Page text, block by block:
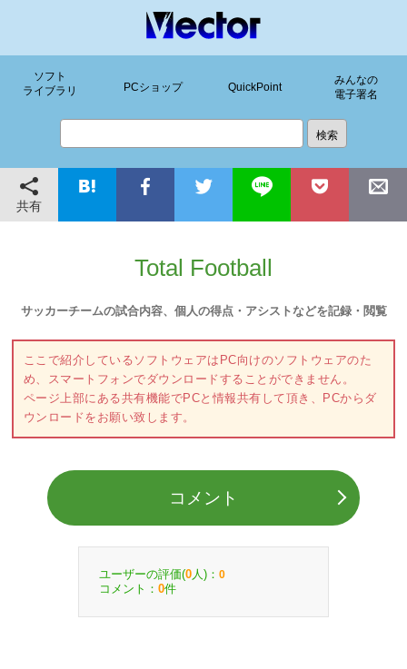
ソフト
ライブラリ
PCショップ QuickPoint
みんなの
電子署名
共有
Total Football
サッカーチームの試合内容、個人の得点・アシストなどを記録・閲覧
ここで紹介しているソフトウェアはPC向けのソフトウェアのた
め、スマートフォンでダウンロードすることができません。
ページ上部にある共有機能でPCと情報共有して頂き、PCからダ
ウンロードをお願い致します。
コメント
ユーザーの評価(0 人)： 0
コメント： 0件